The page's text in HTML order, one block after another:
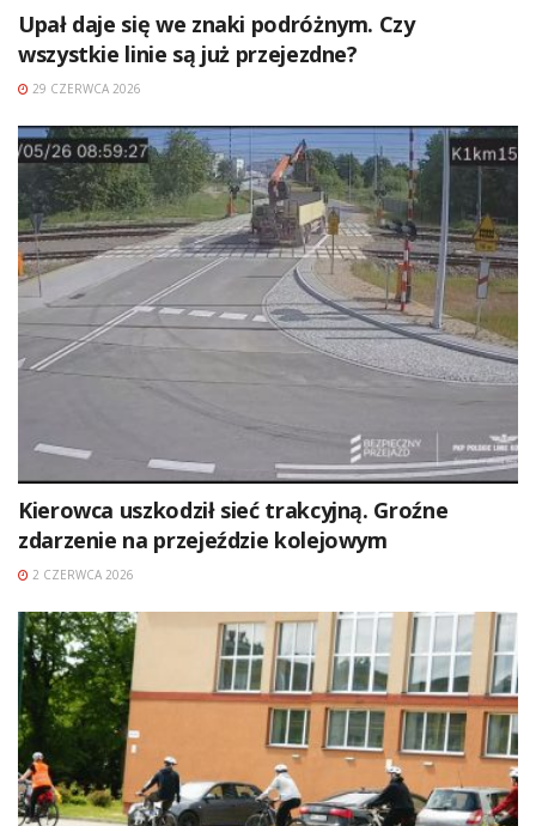
Upał daje się we znaki podróżnym. Czy
wszystkie linie są już przejezdne?
29 CZERWCA 2026
Kierowca uszkodził sieć trakcyjną. Groźne
zdarzenie na przejeździe kolejowym
2 CZERWCA 2026